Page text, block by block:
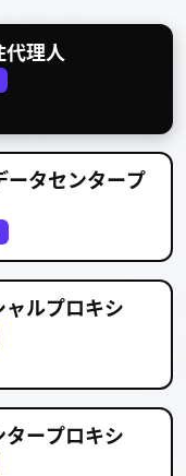
理人
タセンタープ
ルプロキシ
ープロキシ